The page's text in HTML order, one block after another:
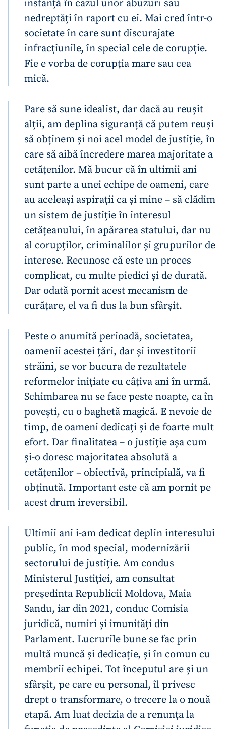
Trimite o informație
Despre ZdG
in English
на русском
instanță în cazul unor abuzuri sau
nedreptăți în raport cu ei. Mai cred într-o
societate în care sunt discurajate
infracțiunile, în special cele de corupție.
Fie e vorba de corupția mare sau cea
mică.
Pare să sune idealist, dar dacă au reușit
alții, am deplina siguranță că putem reuși
să obținem și noi acel model de justiție, în
care să aibă încredere marea majoritate a
cetățenilor. Mă bucur că în ultimii ani
sunt parte a unei echipe de oameni, care
au aceleași aspirații ca și mine – să clădim
un sistem de justiție în interesul
cetățeanului, în apărarea statului, dar nu
al corupților, criminalilor și grupurilor de
interese. Recunosc că este un proces
complicat, cu multe piedici și de durată.
Dar odată pornit acest mecanism de
curățare, el va fi dus la bun sfârșit.
Peste o anumită perioadă, societatea,
oamenii acestei țări, dar și investitorii
străini, se vor bucura de rezultatele
reformelor inițiate cu câțiva ani în urmă.
Schimbarea nu se face peste noapte, ca în
povești, cu o baghetă magică. E nevoie de
timp, de oameni dedicați și de foarte mult
efort. Dar finalitatea – o justiție așa cum
și-o doresc majoritatea absolută a
cetățenilor – obiectivă, principială, va fi
obținută. Important este că am pornit pe
acest drum ireversibil.
Ultimii ani i-am dedicat deplin interesului
public, în mod special, modernizării
sectorului de justiție. Am condus
Ministerul Justiției, am consultat
președinta Republicii Moldova, Maia
Sandu, iar din 2021, conduc Comisia
juridică, numiri și imunități din
Parlament. Lucrurile bune se fac prin
multă muncă și dedicație, și în comun cu
membrii echipei. Tot începutul are și un
sfârșit, pe care eu personal, îl privesc
drept o transformare, o trecere la o nouă
etapă. Am luat decizia de a renunța la